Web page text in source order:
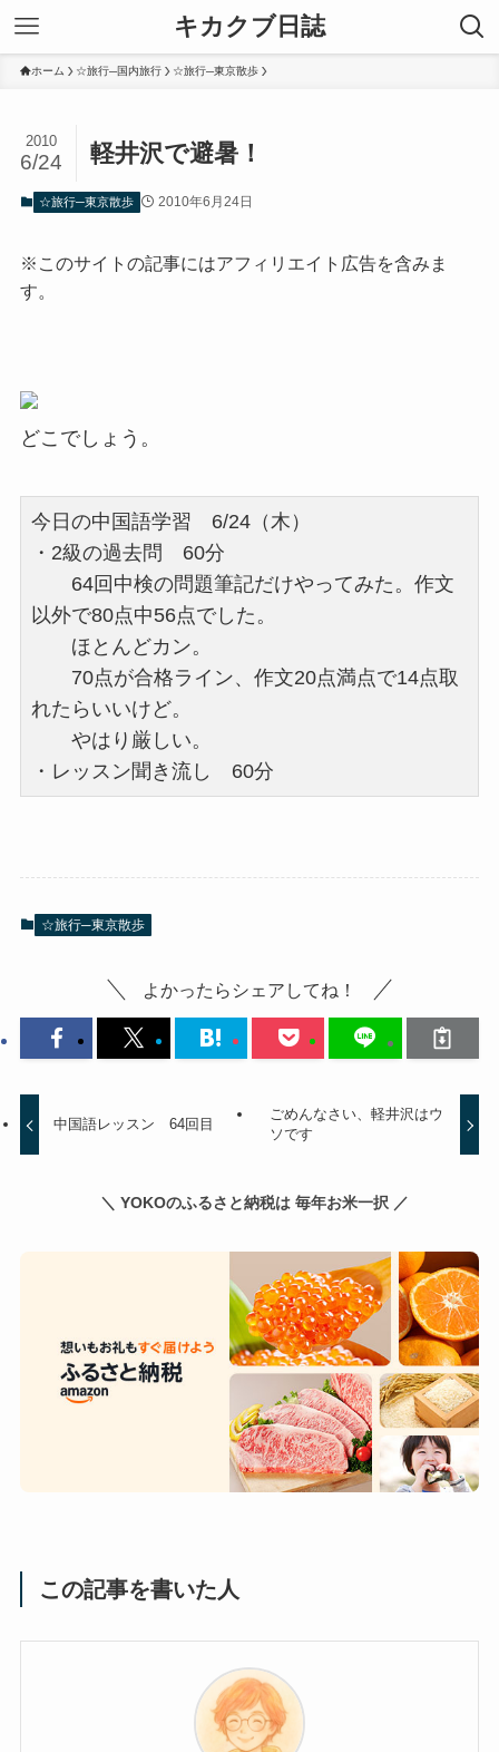
キカクブ日誌
ホーム ☆旅行─国内旅行 ☆旅行─東京散歩
軽井沢で避暑！
2010
6/24
☆旅行─東京散歩 2010年6月24日
※このサイトの記事にはアフィリエイト広告を含みま
す。
どこでしょう。
今日の中国語学習 6/24（木）
・2級の過去問 60分
64回中検の問題筆記だけやってみた。作文
以外で80点中56点でした。
ほとんどカン。
70点が合格ライン、作文20点満点で14点取
れたらいいけど。
やはり厳しい。
・レッスン聞き流し 60分
☆旅行─東京散歩
よかったらシェアしてね！
中国語レッスン 64回目
ごめんなさい、軽井沢はウ
ソです
＼ YOKOのふるさと納税は 毎年お米一択 ／
この記事を書いた人